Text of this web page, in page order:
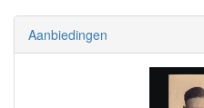
Aanbiedingen